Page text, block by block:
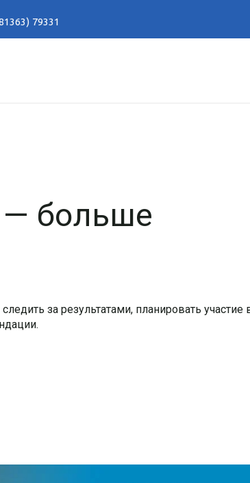
79331
больше
за результатами, планировать участие